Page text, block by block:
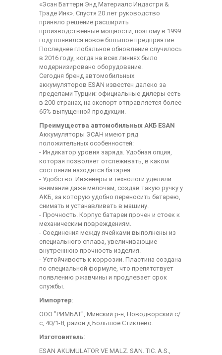
«Эсан Баттери Энд Материалс Индастри &
Траде Инк». Спустя 20 лет руководство
приняло решение расширить
производственные мощности, поэтому в 1999
году появился новое большое предприятие.
Последнее глобальное обновление случилось
в 2016 году, когда на всех линиях было
модернизировано оборудование.
Сегодня бренд автомобильных
аккумуляторов ESAN известен далеко за
пределами Турции: официальные дилеры есть
в 200 странах, на экспорт отправляется более
65% выпущенной продукции.
Преимущества автомобильных АКБ ESAN
Аккумуляторы ЭСАН имеют ряд
положительных особенностей:
- Индикатор уровня заряда. Удобная опция,
которая позволяет отслеживать, в каком
состоянии находится батарея.
- Удобство. Инженеры и технологи уделили
внимание даже мелочам, создав такую ручку у
АКБ, за которую удобно переносить батарею,
снимать и устанавливать в машину.
- Прочность. Корпус батареи прочен и стоек к
механическим повреждениям.
- Соединения между ячейками выполнены из
специального сплава, увеличивающие
внутреннюю прочность изделия.
- Устойчивость к коррозии. Пластина создана
по специальной формуле, что препятствует
появлению ржавчины и продлевает срок
службы.
Импортер:
ООО "РИМБАТ", Минский р-н, Новодворский с/
с, 40/1-8, район д.Большое Стиклево.
Изготовитель:
ESAN AKUMULATOR VE MALZ. SAN. TIC. A.S.,